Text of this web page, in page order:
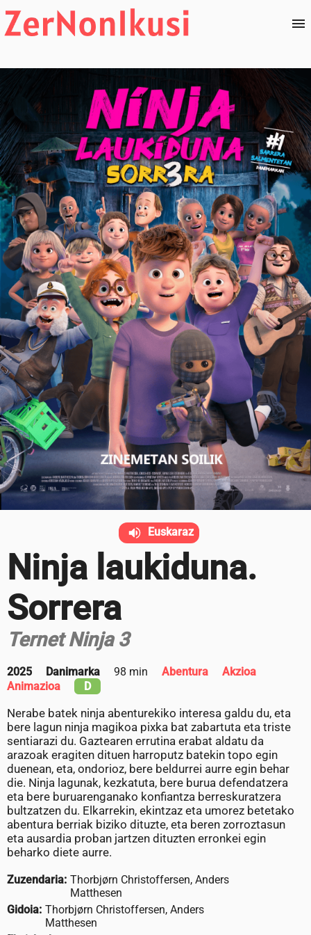
Ninja laukiduna.
Sorrera
Ternet Ninja 3
2025 Danimarka 98 min Abentura
Akzioa
Animazioa
D
Nerabe batek ninja abenturekiko interesa galdu du, eta
bere lagun ninja magikoa pixka bat zabartuta eta triste
sentiarazi du. Gaztearen errutina erabat aldatu da
arazoak eragiten dituen harroputz batekin topo egin
duenean, eta, ondorioz, bere beldurrei aurre egin behar
die. Ninja lagunak, kezkatuta, bere burua defendatzera
eta bere buruarenganako konfiantza berreskuratzera
bultzatzen du. Elkarrekin, ekintzaz eta umorez betetako
abentura berriak biziko dituzte, eta beren zorroztasun
eta ausardia proban jartzen dituzten erronkei egin
beharko diete aurre.
Zuzendaria: Thorbjørn Christoffersen, Anders
Matthesen
Gidoia: Thorbjørn Christoffersen, Anders
Matthesen
Euskaraz